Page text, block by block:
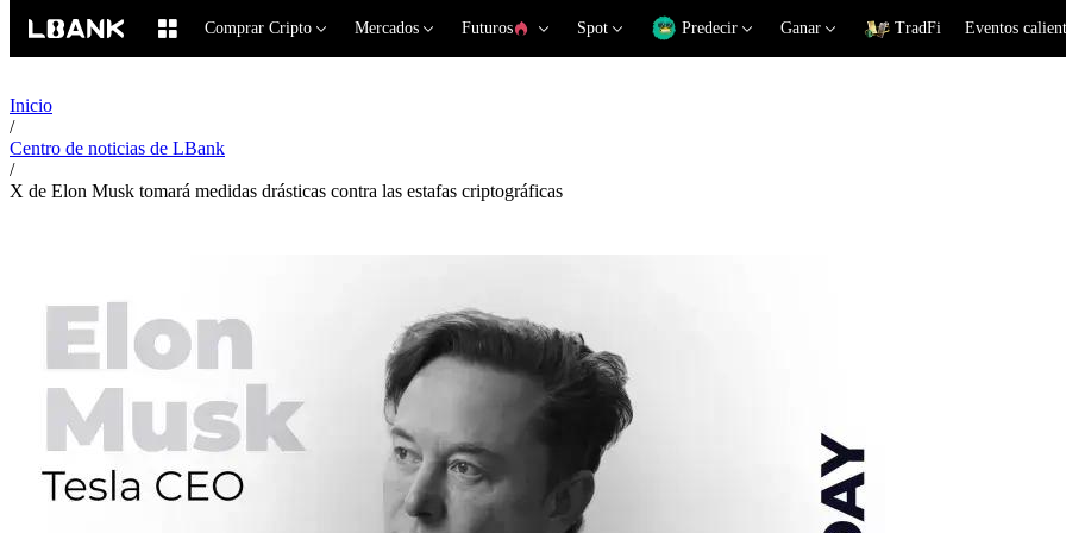
Comprar Cripto Mercados Futuros Spot Predecir Ganar TradFi Eventos
Inicio
/
Centro de noticias de LBank
/
X de Elon Musk tomará medidas drásticas contra las estafas criptográficas